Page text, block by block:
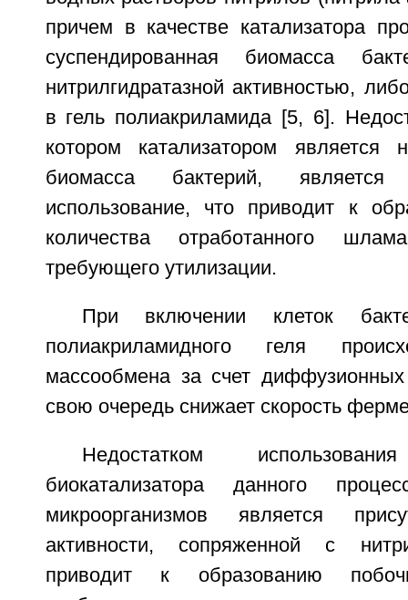
причем в качестве катализатора
суспендированная биомасса
нитрилгидратазной активностью,
в гель полиакриламида [5, 6].
котором катализатором является
биомасса бактерий,
использование, что приводит к
количества отработанного
требующего утилизации.
При включении клеток
полиакриламидного геля
массообмена за счет
свою очередь снижает скорость
Недостатком
биокатализатора данного
микроорганизмов является
активности, сопряженной с
приводит к образованию